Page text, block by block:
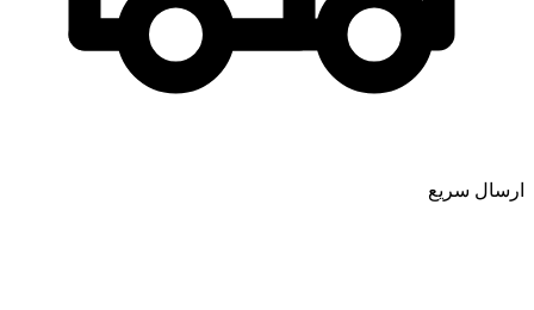
ارسال سریع